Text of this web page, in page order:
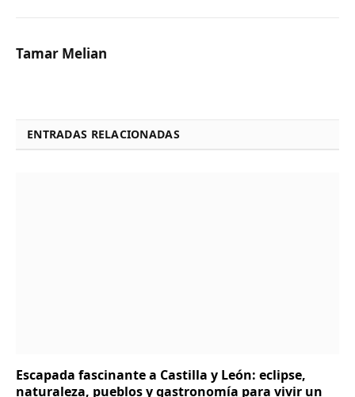
Tamar Melian
ENTRADAS RELACIONADAS
Escapada fascinante a Castilla y León: eclipse,
naturaleza, pueblos y gastronomía para vivir un